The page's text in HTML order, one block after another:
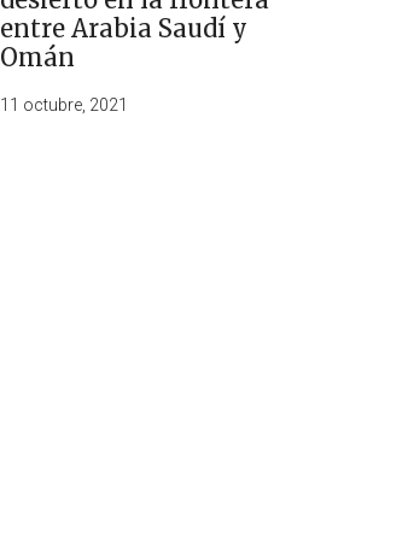
entre Arabia Saudí y
Omán
11 octubre, 2021